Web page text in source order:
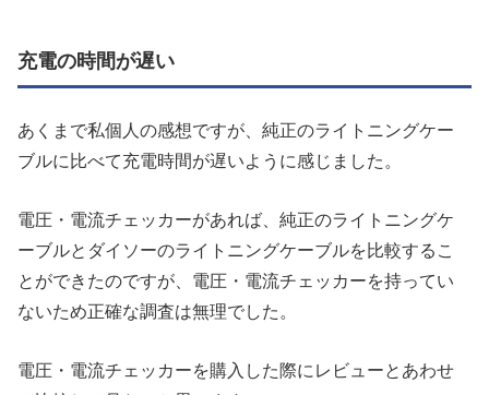
充電の時間が遅い
あくまで私個人の感想ですが、純正のライトニングケー
ブルに比べて充電時間が遅いように感じました。
電圧・電流チェッカーがあれば、純正のライトニングケ
ーブルとダイソーのライトニングケーブルを比較するこ
とができたのですが、電圧・電流チェッカーを持ってい
ないため正確な調査は無理でした。
電圧・電流チェッカーを購入した際にレビューとあわせ